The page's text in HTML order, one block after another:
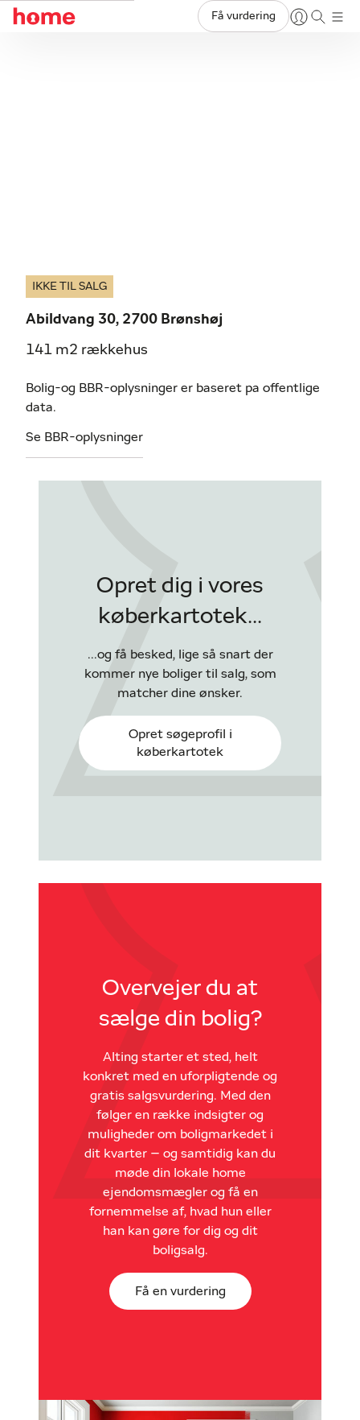
Få vurdering
IKKE TIL SALG
Abildvang 30, 2700 Brønshøj
141 m2 rækkehus
Bolig-og BBR-oplysninger er baseret pa offentlige
data.
Se BBR-oplysninger
Opret dig i vores
køberkartotek...
...og få besked, lige så snart der
kommer nye boliger til salg, som
matcher dine ønsker.
Opret søgeprofil i
køberkartotek
Overvejer du at
sælge din bolig?
Alting starter et sted, helt
konkret med en uforpligtende og
gratis salgsvurdering. Med den
følger en række indsigter og
muligheder om boligmarkedet i
dit kvarter – og samtidig kan du
møde din lokale home
ejendomsmægler og få en
fornemmelse af, hvad hun eller
han kan gøre for dig og dit
boligsalg.
Få en vurdering